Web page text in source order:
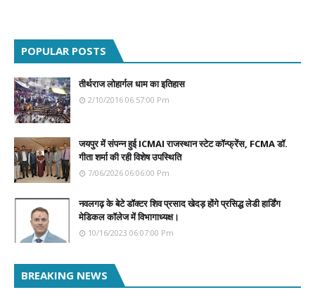
POPULAR POSTS
तीर्थराज लोहार्गल धाम का इतिहास
2/10/2016 06:57:00 Pm
जयपुर में संपन्न हुई ICMAI राजस्थान स्टेट कॉन्फ्रेंस, FCMA डॉ.
गीता शर्मा की रही विशेष उपस्थिति
7/06/2026 06:06:00 Pm
नवलगढ़ के बेटे डॉक्टर शिव प्रसाद खेदड़ होंगे प्रसिद्ध लेडी हार्डिंग
मेडिकल कॉलेज में विभागाध्यक्ष।
10/16/2023 06:07:00 Pm
BREAKING NEWS